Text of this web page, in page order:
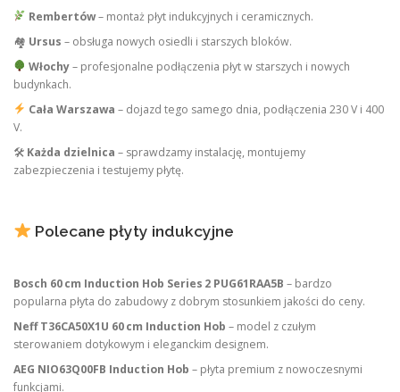
Rembertów– montaż płyt indukcyjnych i ceramicznych.
🏘 Ursus – obsługa nowych osiedli i starszych bloków.
Włochy– profesjonalne podłączenia płyt w starszych i nowych
budynkach.
Cała Warszawa – dojazd tego samego dnia, podłączenia 230 V i 400
V.
🛠 Każda dzielnica – sprawdzamy instalację, montujemy
zabezpieczenia i testujemy płytę.
Polecane płyty indukcyjne
Bosch 60 cm Induction Hob Series 2 PUG61RAA5B – bardzo
popularna płyta do zabudowy z dobrym stosunkiem jakości do ceny.
Neff T36CA50X1U 60 cm Induction Hob – model z czułym
sterowaniem dotykowym i eleganckim designem.
AEG NIO63Q00FB Induction Hob – płyta premium z nowoczesnymi
funkcjami.